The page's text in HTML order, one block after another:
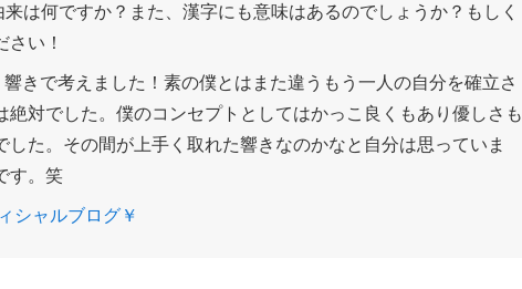
は何ですか？また、漢字にも意味はあるのでしょうか？もしく
い！
きで考えました！素の僕とはまた違うもう一人の自分を確立さ
絶対でした。僕のコンセプトとしてはかっこ良くもあり優しさも
した。その間が上手く取れた響きなのかなと自分は思っていま
す。笑
シャルブログ￥